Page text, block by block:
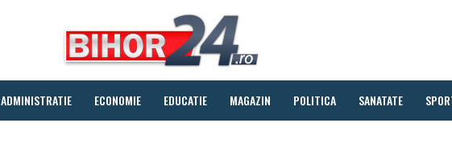
ADMINISTRATIE ECONOMIE EDUCATIE MAGAZIN POLITICA SANATATE